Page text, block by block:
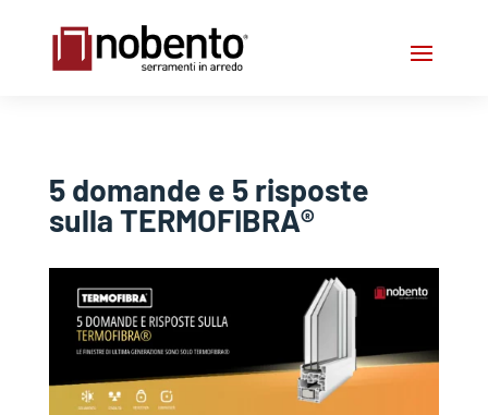
5 domande e 5 risposte
sulla TERMOFIBRA®